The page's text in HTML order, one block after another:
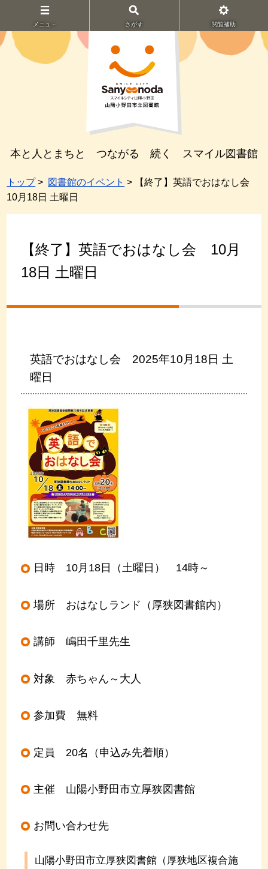
メニュ－ さがす 閲覧補助
本と人とまちと つながる 続く スマイル図書館
トップ> 図書館のイベント > 【終了】英語でおはなし会
10月18日 土曜日
【終了】英語でおはなし会 10月
18日 土曜日
英語でおはなし会 2025年10月18日 土
曜日
日時 10月18日（土曜日） 14時～
場所 おはなしランド（厚狭図書館内）
講師 嶋田千里先生
対象 赤ちゃん～大人
参加費 無料
定員 20名（申込み先着順）
主催 山陽小野田市立厚狭図書館
お問い合わせ先
山陽小野田市立厚狭図書館（厚狭地区複合施